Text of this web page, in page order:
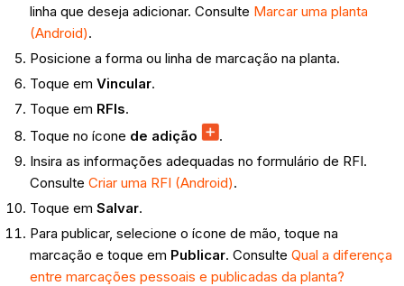
linha que deseja adicionar. Consulte Marcar uma planta
(Android).
Posicione a forma ou linha de marcação na planta.
Toque em Vincular.
Toque em RFIs.
Toque no ícone de adição
.
Insira as informações adequadas no formulário de RFI.
Consulte Criar uma RFI (Android).
Toque em Salvar.
Para publicar, selecione o ícone de mão, toque na
marcação e toque em Publicar. Consulte Qual a diferença
entre marcações pessoais e publicadas da planta?